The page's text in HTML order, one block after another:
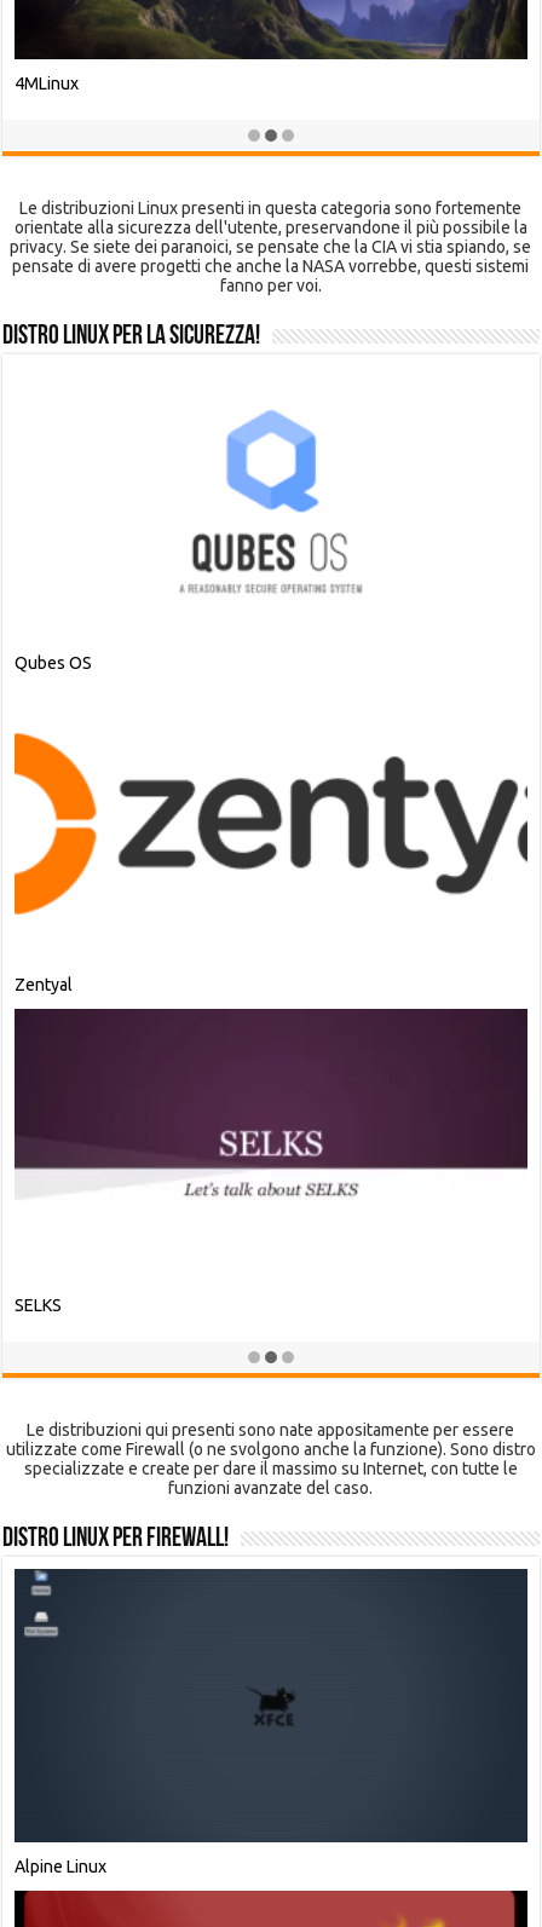
Mageia
Le distribuzioni Linux presenti in questa categoria sono fortemente
orientate alla sicurezza dell'utente, preservandone il più possibile la
privacy. Se siete dei paranoici, se pensate che la CIA vi stia spiando, se
pensate di avere progetti che anche la NASA vorrebbe, questi sistemi
fanno per voi.
Distro Linux per la Sicurezza!
Kali Linux
Alpine Linux
Parrot Security OS
Le distribuzioni qui presenti sono nate appositamente per essere
utilizzate come Firewall (o ne svolgono anche la funzione). Sono distro
specializzate e create per dare il massimo su Internet, con tutte le
funzioni avanzate del caso.
Distro Linux per Firewall!
NethServer